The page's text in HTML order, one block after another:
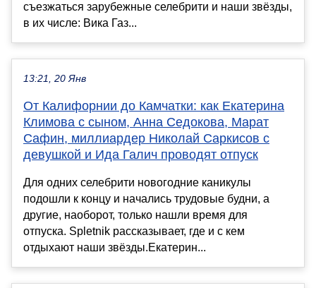
съезжаться зарубежные селебрити и наши звёзды,
в их числе: Вика Газ...
13:21, 20 Янв
От Калифорнии до Камчатки: как Екатерина
Климова с сыном, Анна Седокова, Марат
Сафин, миллиардер Николай Саркисов с
девушкой и Ида Галич проводят отпуск
Для одних селебрити новогодние каникулы
подошли к концу и начались трудовые будни, а
другие, наоборот, только нашли время для
отпуска. Spletnik рассказывает, где и с кем
отдыхают наши звёзды.Екатерин...